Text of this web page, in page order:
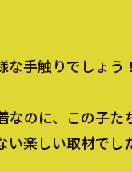
手触りでしょう
なのに、この子
楽しい取材でし